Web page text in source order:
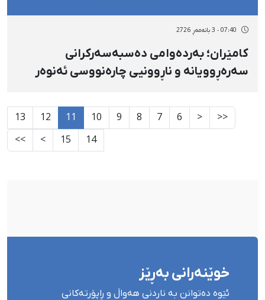
07:40 - 3 بانەمەڕ 2726
کامێران؛ بەردەوامی دەسبەسەرکرانی
سەرەڕوویانە و ناڕوونیی چارەنووسی ئەنوەر
<<
<
6
7
8
9
10
11
12
13
14
15
>
>>
خوێنەرانی بەڕێز
ئێوە دەتوانن بە ناردنی هەواڵ و ڕاپۆرتەکانی